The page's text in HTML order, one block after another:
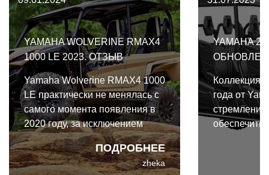
YAMAHA WOLVERINE RMAX4
1000 LE 2023. ОТЗЫВ
ПОДРОБНЕЕ
Yamaha Wolverine RMAX4 1000
LE практически не менялась с
самого момента появления в
2020 году, за исключением
двух вещей. Впрочем, как и
обстановка, для которой
создан этот вездеход - степи,
zheka
YAMAHA
Коллекция
года от
обеспечить